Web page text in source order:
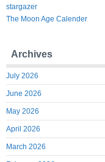
stargazer
The Moon Age Calender
Archives
July 2026
June 2026
May 2026
April 2026
March 2026